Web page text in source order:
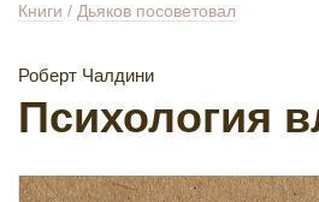
Книги / Дьяков посоветовал
Роберт Чалдини
Психология